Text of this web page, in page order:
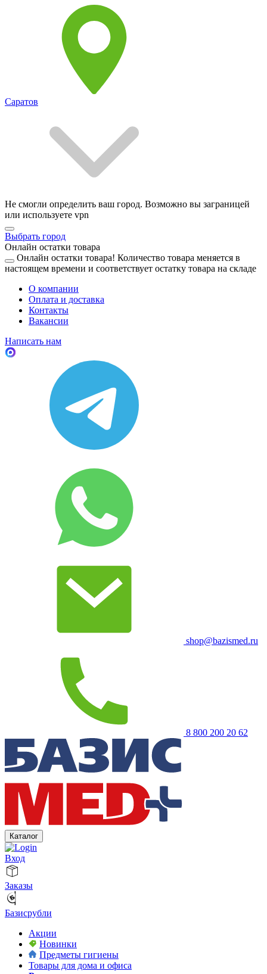
Саратов
Не смогли определить ваш город. Возможно вы заграницей
или используете vpn
Выбрать город
Онлайн остатки товара
Онлайн остатки товара! Количество товара меняется в
настоящем времени и соответствует остатку товара на складе
О компании
Оплата и доставка
Контакты
Вакансии
Написать нам
shop@bazismed.ru
8 800 200 20 62
Каталог
Вход
Заказы
Базисрубли
Акции
Новинки
Предметы гигиены
Товары для дома и офиса